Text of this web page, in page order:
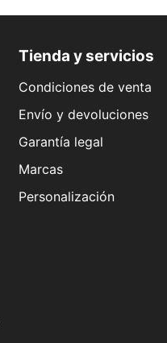
Tienda y servicios
Condiciones de venta
Envío y devoluciones
Garantía legal
Marcas
Personalización